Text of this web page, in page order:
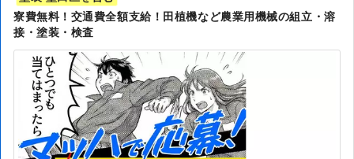
寮費無料！交通費全額支給！田植機など農業用機械の組立・溶
接・塗装・検査